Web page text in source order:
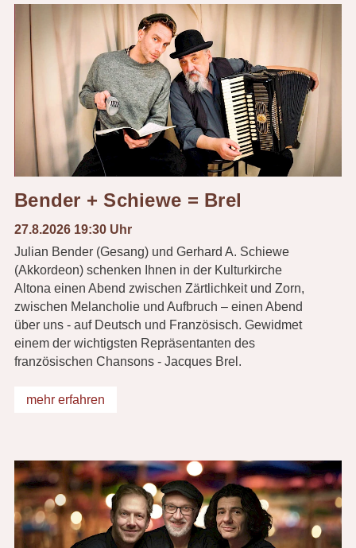
Bender + Schiewe = Brel
27.8.2026 19:30 Uhr
Julian Bender (Gesang) und Gerhard A. Schiewe
(Akkordeon) schenken Ihnen in der Kulturkirche
Altona einen Abend zwischen Zärtlichkeit und Zorn,
zwischen Melancholie und Aufbruch – einen Abend
über uns - auf Deutsch und Französisch. Gewidmet
einem der wichtigsten Repräsentanten des
französischen Chansons - Jacques Brel.
mehr erfahren